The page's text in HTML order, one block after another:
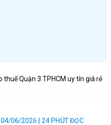
thuế Quận 3 TPHCM uy tín giá rẻ
| 04/06/2026 | 24 PHÚT ĐỌC